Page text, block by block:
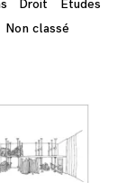
Droit
Études
Non classé